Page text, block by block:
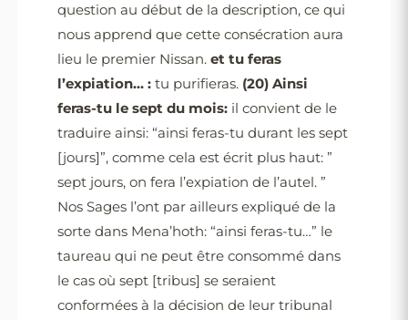
question au début de la description, ce qui
nous apprend que cette consécration aura
lieu le premier Nissan.et tu feras
l’expiation… :tu purifieras. (20)Ainsi
feras-tu le sept du mois: il convient de le
traduire ainsi: “ainsi feras-tu durant les sept
[jours]”, comme cela est écrit plus haut: ”
sept jours, on fera l’expiation de l’autel. ”
Nos Sages l’ont par ailleurs expliqué de la
sorte dans Mena’hoth: “ainsi feras-tu…” le
taureau qui ne peut être consommé dans
le cas où sept [tribus] se seraient
conformées à la décision de leur tribunal